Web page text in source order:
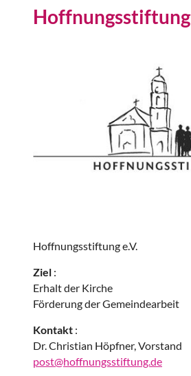
Hoffnungsstiftung
Hoffnungsstiftung e.V.
Ziel :
Erhalt der Kirche
Förderung der Gemeindearbeit
Kontakt :
Dr. Christian Höpfner, Vorstand
post@hoffnungsstiftung.de